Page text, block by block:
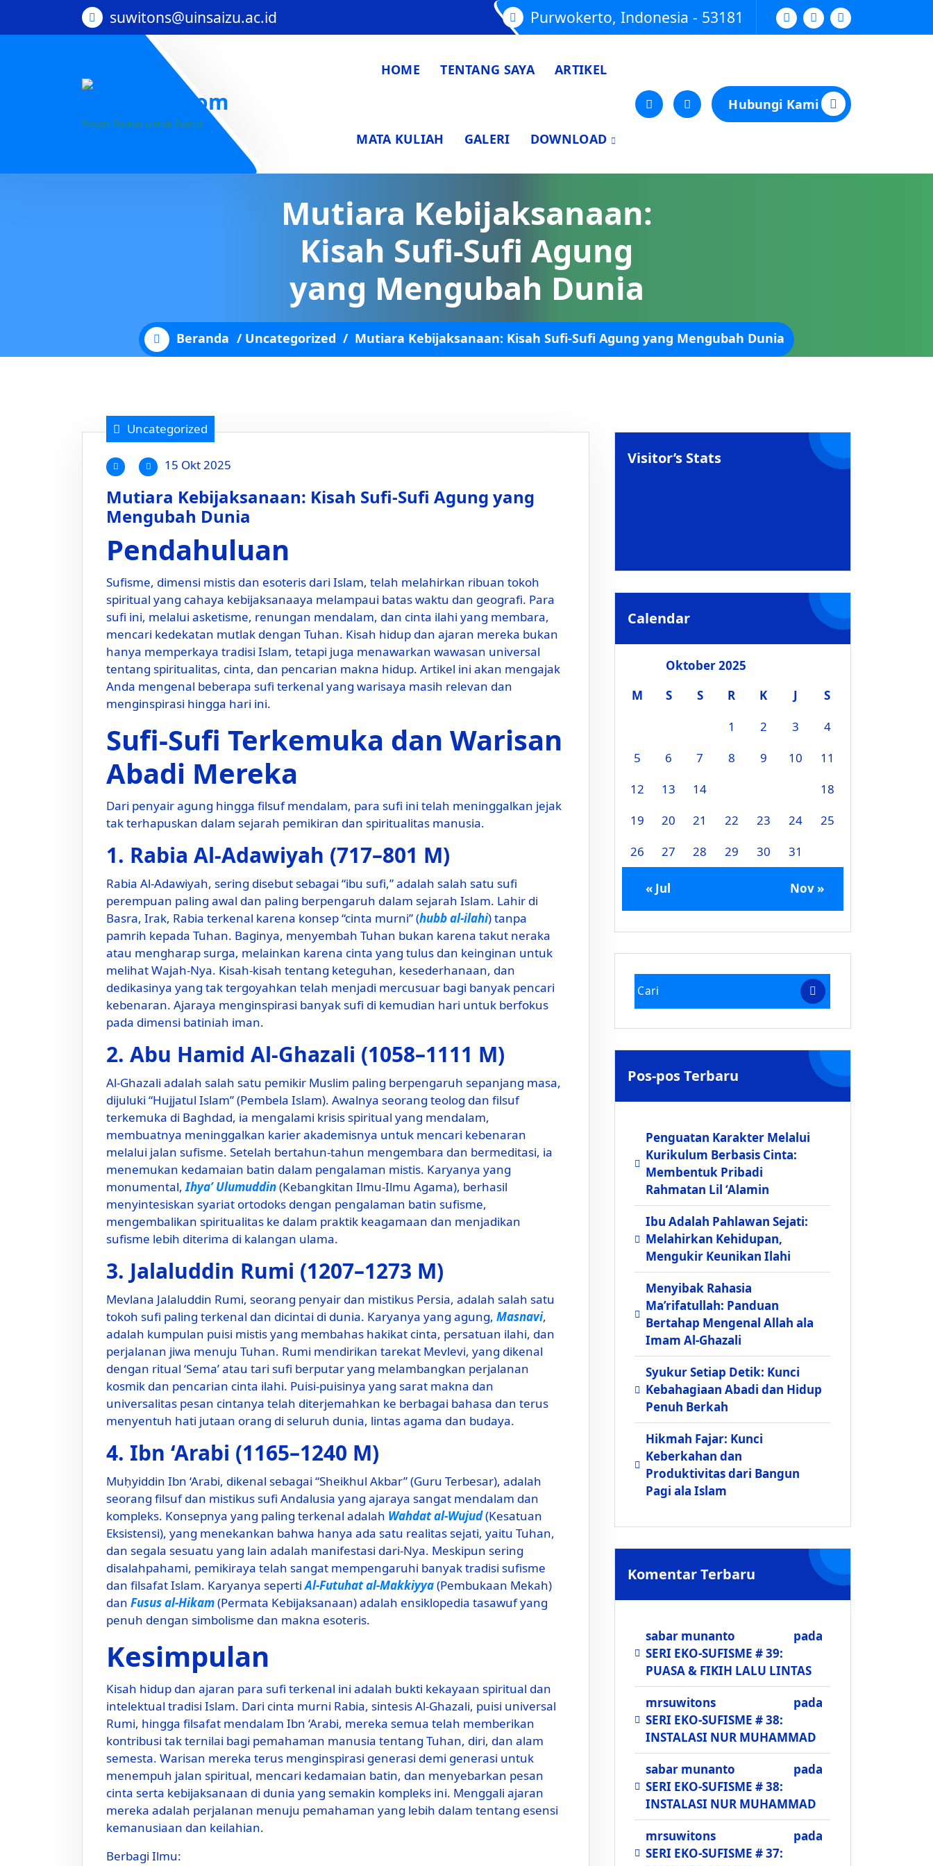
suwitons@uinsaizu.ac.id Purwokerto, Indonesia - 53181
Pesan Damai untuk Dunia
HOME TENTANG SAYA ARTIKEL
MATA KULIAH GALERI DOWNLOAD
Hubungi Kami
Mutiara Kebijaksanaan:
Kisah Sufi-Sufi Agung
yang Mengubah Dunia
Beranda / Uncategorized / Mutiara Kebijaksanaan: Kisah Sufi-Sufi Agung yang Mengubah Dunia
Uncategorized
15 Okt 2025
Mutiara Kebijaksanaan: Kisah Sufi-Sufi Agung yang
Mengubah Dunia
Pendahuluan
Sufisme, dimensi mistis dan esoteris dari Islam, telah melahirkan ribuan tokoh
spiritual yang cahaya kebijaksanaaya melampaui batas waktu dan geografi. Para
sufi ini, melalui asketisme, renungan mendalam, dan cinta ilahi yang membara,
mencari kedekatan mutlak dengan Tuhan. Kisah hidup dan ajaran mereka bukan
hanya memperkaya tradisi Islam, tetapi juga menawarkan wawasan universal
tentang spiritualitas, cinta, dan pencarian makna hidup. Artikel ini akan mengajak
Anda mengenal beberapa sufi terkenal yang warisaya masih relevan dan
menginspirasi hingga hari ini.
Sufi-Sufi Terkemuka dan Warisan
Abadi Mereka
Dari penyair agung hingga filsuf mendalam, para sufi ini telah meninggalkan jejak
tak terhapuskan dalam sejarah pemikiran dan spiritualitas manusia.
1. Rabia Al-Adawiyah (717–801 M)
Rabia Al-Adawiyah, sering disebut sebagai “ibu sufi,” adalah salah satu sufi
perempuan paling awal dan paling berpengaruh dalam sejarah Islam. Lahir di
Basra, Irak, Rabia terkenal karena konsep “cinta murni” (hubb al-ilahi) tanpa
pamrih kepada Tuhan. Baginya, menyembah Tuhan bukan karena takut neraka
atau mengharap surga, melainkan karena cinta yang tulus dan keinginan untuk
melihat Wajah-Nya. Kisah-kisah tentang keteguhan, kesederhanaan, dan
dedikasinya yang tak tergoyahkan telah menjadi mercusuar bagi banyak pencari
kebenaran. Ajaraya menginspirasi banyak sufi di kemudian hari untuk berfokus
pada dimensi batiniah iman.
2. Abu Hamid Al-Ghazali (1058–1111 M)
Al-Ghazali adalah salah satu pemikir Muslim paling berpengaruh sepanjang masa,
dijuluki “Hujjatul Islam” (Pembela Islam). Awalnya seorang teolog dan filsuf
terkemuka di Baghdad, ia mengalami krisis spiritual yang mendalam,
membuatnya meninggalkan karier akademisnya untuk mencari kebenaran
melalui jalan sufisme. Setelah bertahun-tahun mengembara dan bermeditasi, ia
menemukan kedamaian batin dalam pengalaman mistis. Karyanya yang
monumental,Ihya’ Ulumuddin(Kebangkitan Ilmu-Ilmu Agama), berhasil
menyintesiskan syariat ortodoks dengan pengalaman batin sufisme,
mengembalikan spiritualitas ke dalam praktik keagamaan dan menjadikan
sufisme lebih diterima di kalangan ulama.
3. Jalaluddin Rumi (1207–1273 M)
Mevlana Jalaluddin Rumi, seorang penyair dan mistikus Persia, adalah salah satu
tokoh sufi paling terkenal dan dicintai di dunia. Karyanya yang agung, Masnavi,
adalah kumpulan puisi mistis yang membahas hakikat cinta, persatuan ilahi, dan
perjalanan jiwa menuju Tuhan. Rumi mendirikan tarekat Mevlevi, yang dikenal
dengan ritual ‘Sema’ atau tari sufi berputar yang melambangkan perjalanan
kosmik dan pencarian cinta ilahi. Puisi-puisinya yang sarat makna dan
universalitas pesan cintanya telah diterjemahkan ke berbagai bahasa dan terus
menyentuh hati jutaan orang di seluruh dunia, lintas agama dan budaya.
4. Ibn ‘Arabi (1165–1240 M)
Muḥyiddin Ibn ‘Arabi, dikenal sebagai “Sheikhul Akbar” (Guru Terbesar), adalah
seorang filsuf dan mistikus sufi Andalusia yang ajaraya sangat mendalam dan
kompleks. Konsepnya yang paling terkenal adalah Wahdat al-Wujud(Kesatuan
Eksistensi), yang menekankan bahwa hanya ada satu realitas sejati, yaitu Tuhan,
dan segala sesuatu yang lain adalah manifestasi dari-Nya. Meskipun sering
disalahpahami, pemikiraya telah sangat mempengaruhi banyak tradisi sufisme
dan filsafat Islam. Karyanya sepertiAl-Futuhat al-Makkiyya(Pembukaan Mekah)
dan Fusus al-Hikam(Permata Kebijaksanaan) adalah ensiklopedia tasawuf yang
penuh dengan simbolisme dan makna esoteris.
Kesimpulan
Kisah hidup dan ajaran para sufi terkenal ini adalah bukti kekayaan spiritual dan
intelektual tradisi Islam. Dari cinta murni Rabia, sintesis Al-Ghazali, puisi universal
Rumi, hingga filsafat mendalam Ibn ‘Arabi, mereka semua telah memberikan
kontribusi tak ternilai bagi pemahaman manusia tentang Tuhan, diri, dan alam
semesta. Warisan mereka terus menginspirasi generasi demi generasi untuk
menempuh jalan spiritual, mencari kedamaian batin, dan menyebarkan pesan
cinta serta kebijaksanaan di dunia yang semakin kompleks ini. Menggali ajaran
mereka adalah perjalanan menuju pemahaman yang lebih dalam tentang esensi
kemanusiaan dan keilahian.
Berbagi Ilmu:
Visitor’s Stats
Calendar
Oktober 2025
M
S S R K J
S
1
2 3
4
5
6 7 8 9 10
11
12
13 14
18
19
20 21 22 23 24
25
26
27 28 29 30 31
« Jul Nov »
Pos-pos Terbaru
Penguatan Karakter Melalui
Kurikulum Berbasis Cinta:
Membentuk Pribadi
Rahmatan Lil ‘Alamin
Ibu Adalah Pahlawan Sejati:
Melahirkan Kehidupan,
Mengukir Keunikan Ilahi
Menyibak Rahasia
Ma’rifatullah: Panduan
Bertahap Mengenal Allah ala
Imam Al-Ghazali
Syukur Setiap Detik: Kunci
Kebahagiaan Abadi dan Hidup
Penuh Berkah
Hikmah Fajar: Kunci
Keberkahan dan
Produktivitas dari Bangun
Pagi ala Islam
Komentar Terbaru
sabar munanto
pada
SERI EKO-SUFISME # 39:
PUASA & FIKIH LALU LINTAS
mrsuwitons
pada
SERI EKO-SUFISME # 38:
INSTALASI NUR MUHAMMAD
sabar munanto
pada
SERI EKO-SUFISME # 38:
INSTALASI NUR MUHAMMAD
mrsuwitons
pada
SERI EKO-SUFISME # 37: